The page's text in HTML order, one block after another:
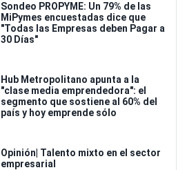
Sondeo PROPYME: Un 79% de las
MiPymes encuestadas dice que
"Todas las Empresas deben Pagar a
30 Días"
Hub Metropolitano apunta a la
"clase media emprendedora": el
segmento que sostiene al 60% del
país y hoy emprende sólo
Opinión| Talento mixto en el sector
empresarial